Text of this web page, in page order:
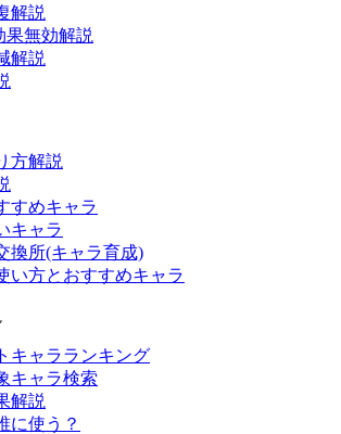
解説
無効解説
解説
方解説
すめキャラ
キャラ
換所(キャラ育成)
い方とおすすめキャラ
キャラランキング
キャラ検索
解説
に使う？